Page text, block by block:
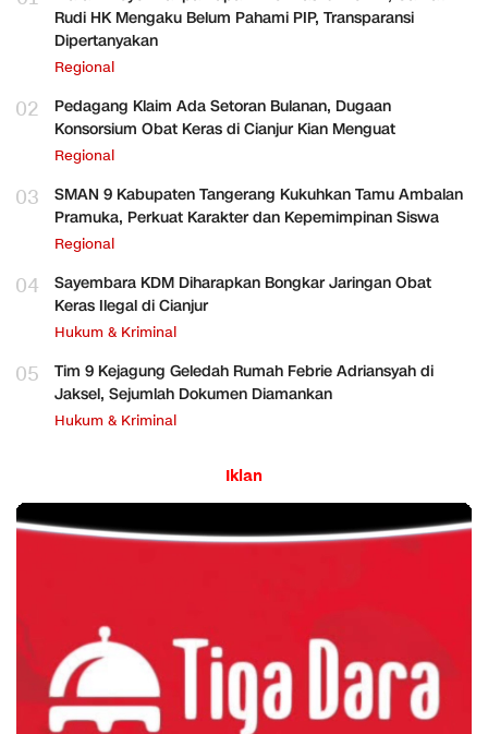
Rudi HK Mengaku Belum Pahami PIP, Transparansi
Dipertanyakan
Regional
02
Pedagang Klaim Ada Setoran Bulanan, Dugaan
Konsorsium Obat Keras di Cianjur Kian Menguat
Regional
03
SMAN 9 Kabupaten Tangerang Kukuhkan Tamu Ambalan
Pramuka, Perkuat Karakter dan Kepemimpinan Siswa
Regional
04
Sayembara KDM Diharapkan Bongkar Jaringan Obat
Keras Ilegal di Cianjur
Hukum & Kriminal
05
Tim 9 Kejagung Geledah Rumah Febrie Adriansyah di
Jaksel, Sejumlah Dokumen Diamankan
Hukum & Kriminal
Iklan